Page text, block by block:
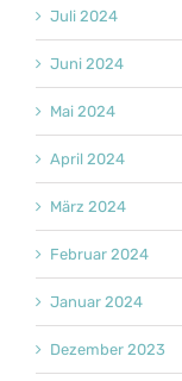
Juli 2024
Juni 2024
Mai 2024
April 2024
März 2024
Februar 2024
Januar 2024
Dezember 2023